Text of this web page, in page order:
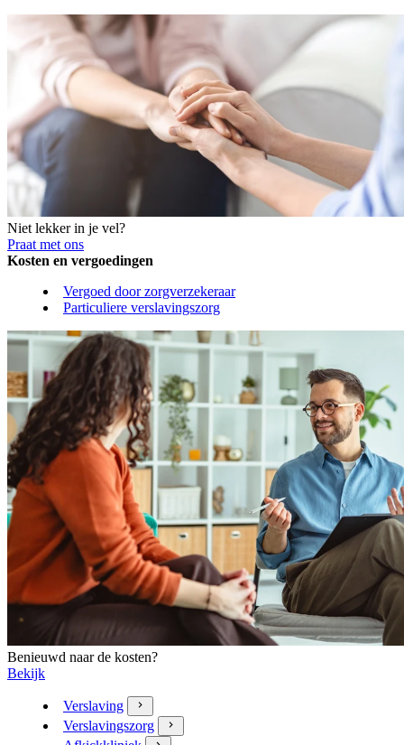
Niet lekker in je vel?
Praat met ons
Kosten en vergoedingen
Vergoed door zorgverzekeraar
Particuliere verslavingszorg
Benieuwd naar de kosten?
Bekijk
Verslaving
Verslavingszorg